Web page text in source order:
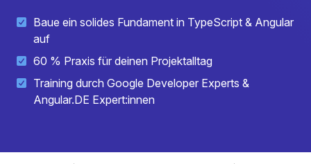
Baue ein solides Fundament in TypeScript & Angular
auf
60 % Praxis für deinen Projektalltag
Training durch Google Developer Experts &
Angular.DE Expert:innen